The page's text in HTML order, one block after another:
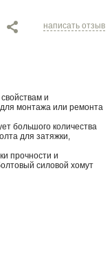
написать отзыв
и
монтажа или ремонта
большого количества
для затяжки,
прочности и
силовой хомут